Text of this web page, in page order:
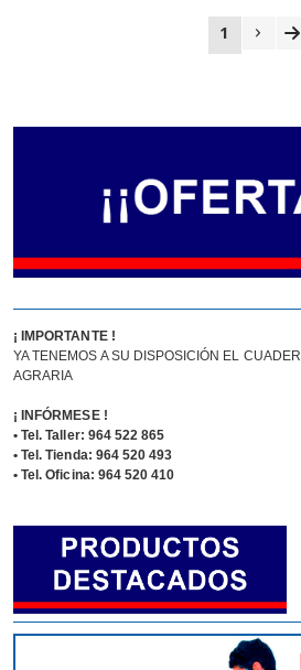
1
¡ IMPORTANTE !
YA TENEMOS A SU DISPOSICIÓN EL
AGRARIA
¡ INFÓRMESE !
• Tel. Taller: 964 522 865
• Tel. Tienda: 964 520 493
• Tel. Oficina: 964 520 410